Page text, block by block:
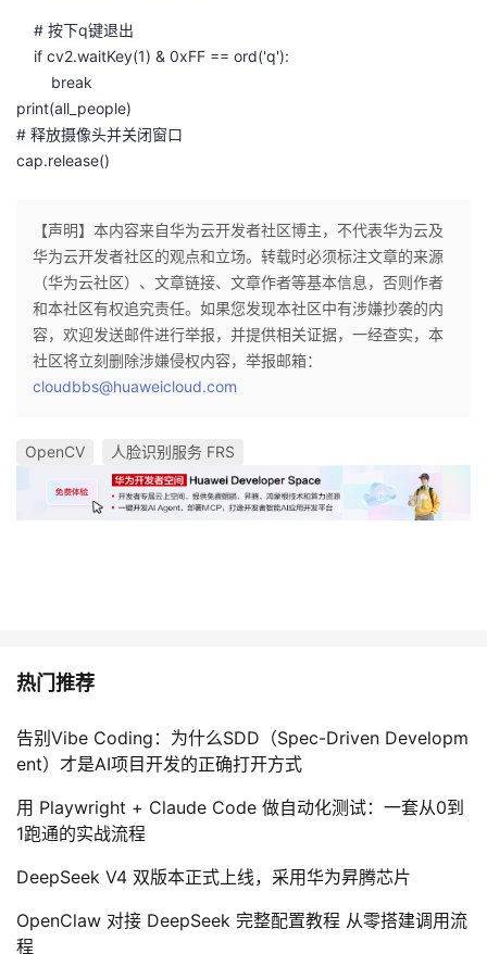
# 按下q键退出
if cv2.waitKey(1) & 0xFF == ord('q'):
break
print(all_people)
# 释放摄像头并关闭窗口
cap.release()
【声明】本内容来自华为云开发者社区博主，不代表华为云及
华为云开发者社区的观点和立场。转载时必须标注文章的来源
（华为云社区）、文章链接、文章作者等基本信息，否则作者
和本社区有权追究责任。如果您发现本社区中有涉嫌抄袭的内
容，欢迎发送邮件进行举报，并提供相关证据，一经查实，本
社区将立刻删除涉嫌侵权内容，举报邮箱：
cloudbbs@huaweicloud.com
OpenCV 人脸识别服务 FRS
热门推荐
告别Vibe Coding：为什么SDD（Spec-Driven Developm
ent）才是AI项目开发的正确打开方式
用 Playwright + Claude Code 做自动化测试：一套从0到
1跑通的实战流程
DeepSeek V4 双版本正式上线，采用华为昇腾芯片
OpenClaw 对接 DeepSeek 完整配置教程 从零搭建调用流
程